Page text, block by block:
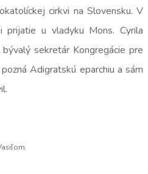
cirkvi na Slovensku. V
prijatie u vladyku Mons. Cyrila
sekretár Kongregácie pre
Adigratskú eparchiu a sám